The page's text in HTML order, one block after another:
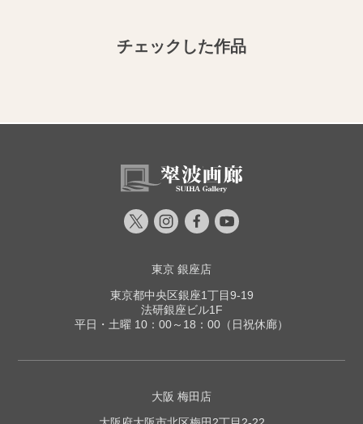
チェックした作品
東京 銀座店
東京都中央区銀座1丁目9-19
法研銀座ビル1F
平日・土曜 10：00～18：00（日祝休廊）
大阪 梅田店